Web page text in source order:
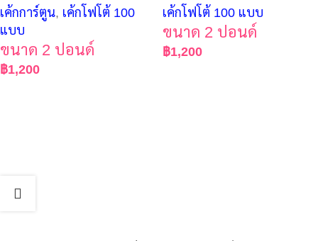
เค้กการ์ตูน, เค้กโฟโต้ 100
แบบ
ขนาด 2 ปอนด์
฿1,200
เค้กโฟโต้ 100 แบบ
ขนาด 2 ปอนด์
฿1,200